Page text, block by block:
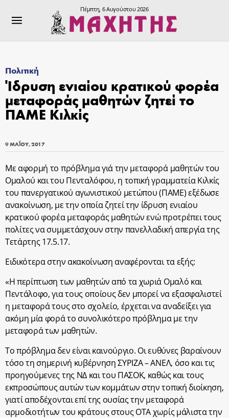
Πέμπτη, 6 Αυγούστου 2026
Πολιτική
Ίδρυση ενιαίου κρατικού φορέα
μεταφοράς μαθητών ζητεί το
ΠΑΜΕ Κιλκίς
9 ΜΑΪ́ΟΥ, 2017
Με αφορμή το πρόβλημα γιά την μεταφορά μαθητών του
Ομαλού και του Πενταλόφου, η τοπική γραμματεία Κιλκίς
του πανεργατικού αγωνιστικού μετώπου (ΠΑΜΕ) εξέδωσε
ανακοίνωση, με την οποία ζητεί την ίδρυση ενιαίου
κρατικού φορέα μεταφοράς μαθητών ενώ προτρέπει τους
πολίτες να συμμετάσχουν στην πανελλαδική απεργία της
Τετάρτης 17.5.17.
Ειδικότερα στην ακακοίνωση αναφέρονται τα εξής:
«Η περίπτωση των μαθητών από τα χωριά Ομαλό και
Πεντάλοφο, για τους οποίους δεν μπορεί να εξασφαλιστεί
η μεταφορά τους στο σχολείο, έρχεται να αναδείξει για
ακόμη μία φορά το συνολικότερο πρόβλημα με την
μεταφορά των μαθητών.
Το πρόβλημα δεν είναι καινούργιο. Οι ευθύνες βαραίνουν
τόσο τη σημερινή κυβέρνηση ΣΥΡΙΖΑ – ΑΝΕΛ, όσο και τις
προηγούμενες της ΝΔ και του ΠΑΣΟΚ, καθώς και τους
εκπροσώπους αυτών των κομμάτων στην τοπική διοίκηση,
γιατί αποδέχονται επί της ουσίας την μεταφορά
αρμοδιοτήτων του κράτους στους ΟΤΑ χωρίς μάλιστα την